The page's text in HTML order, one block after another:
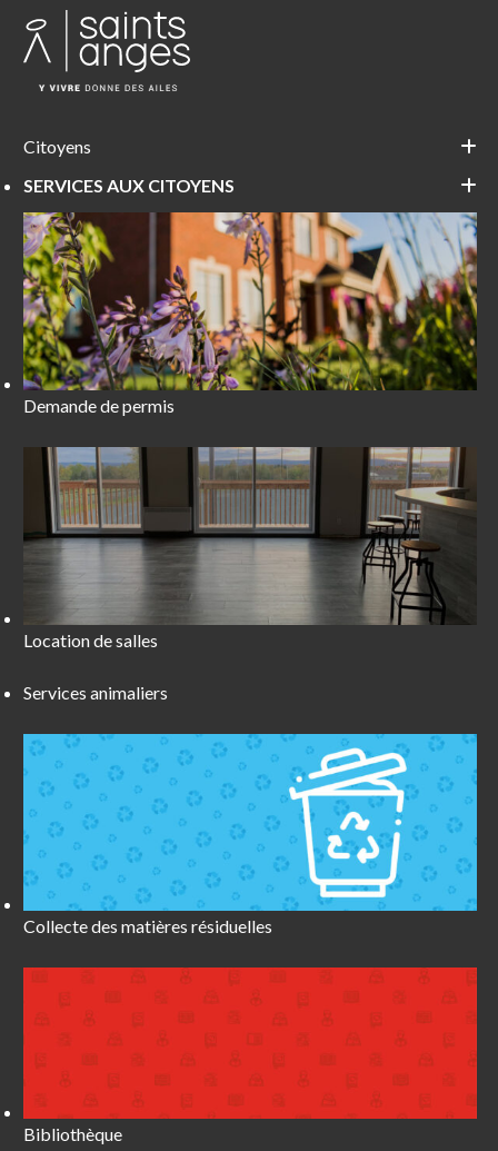
Citoyens
SERVICES AUX CITOYENS
Demande de permis
Location de salles
Services animaliers
Collecte des matières résiduelles
Bibliothèque